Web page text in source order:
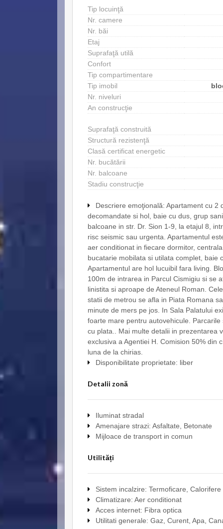
Tip locuinţă
Nr. camere
Nr. băi
Etaj
Suprafaţă utilă
Confort
Tip compartimentare
Tip imobil
Nr. niveluri
An construcţie
Suprafaţă construită
Structură rezistenţă
Clasă certificat energetic
Nr. bucătării
Nr. balcoane
Stadiu construcţie
Descriere emoţională: Apartament cu 2
decomandate si hol, baie cu dus, grup
balcoane in str. Dr. Sion 1-9, la etajul 8,
risc seismic sau urgenta. Apartamentul
aer conditionat in fiecare dormitor,
bucatarie mobilata si utilata complet, baie
Apartamentul are hol lucuibil fara living.
100m de intrarea in Parcul Cismigiu si se
linistita si aproape de Ateneul Roman.
statii de metrou se afla in Piata Romana
minute de mers pe jos. In Sala Palatului
foarte mare pentru autovehicule. Parcarile
cu plata.. Mai multe detalii in prezentarea
exclusiva a Agentiei H. Comision 50% din
luna de la chirias.
Disponibilitate proprietate: liber
Detalii zonă
Iluminat stradal
Amenajare strazi: Asfaltate, Betonate
Mijloace de transport in comun
Utilități
Sistem incalzire: Termoficare, Calorifere
Climatizare: Aer conditionat
Acces internet: Fibra optica
Utilitati generale: Gaz, Curent, Apa,